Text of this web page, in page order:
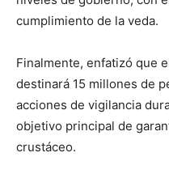
cumplimiento de la veda.
Finalmente, enfatizó que
destinará 15 millones de
acciones de vigilancia
objetivo principal de
crustáceo.